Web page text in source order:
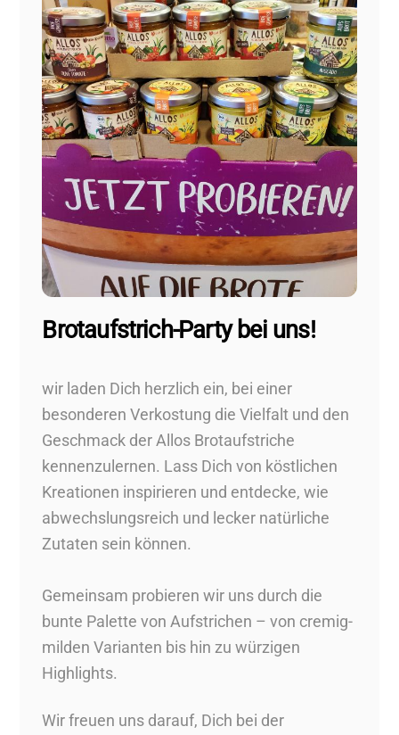
Brotaufstrich-Party bei uns!
wir laden Dich herzlich ein, bei einer
besonderen Verkostung die Vielfalt und den
Geschmack der Allos Brotaufstriche
kennenzulernen. Lass Dich von köstlichen
Kreationen inspirieren und entdecke, wie
abwechslungsreich und lecker natürliche
Zutaten sein können.
Gemeinsam probieren wir uns durch die
bunte Palette von Aufstrichen – von cremig-
milden Varianten bis hin zu würzigen
Highlights.
Wir freuen uns darauf, Dich bei der